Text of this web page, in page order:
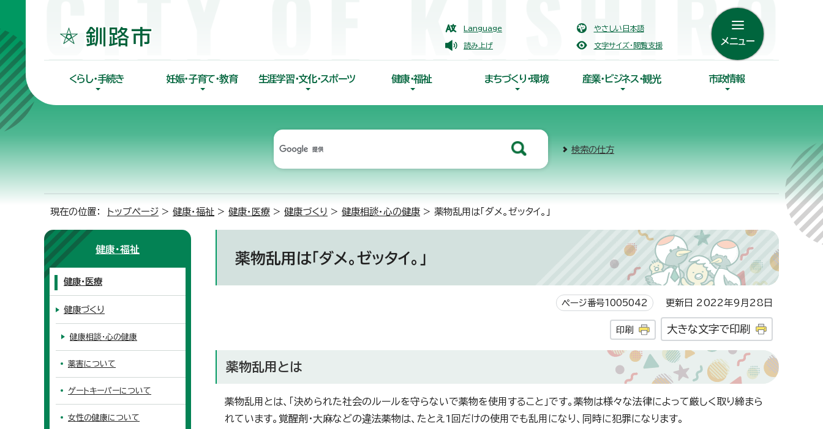
Language やさしい日本語
読み上げ 文字サイズ・閲覧支援 メニュー
くらし・手続き 妊娠・子育て・教育 生涯学習・文化・スポーツ 健康・福祉 まちづくり・環境 産業・ビジネス・観光 市政情報
検索の仕方
現在の位置： トップページ > 健康・福祉 > 健康・医療 > 健康づくり > 健康相談・心の健康 > 薬物乱用は「ダメ。ゼッタイ。」
薬物乱用は「ダメ。ゼッタイ。」
ページ番号1005042 更新日 2022年9月28日
印刷 大きな文字で印刷
薬物乱用とは
薬物乱用とは、「決められた社会のルールを守らないで薬物を使用すること」です。薬物は様々な法律によって厳しく取り締まら
れています。覚醒剤・大麻などの違法薬物は、たとえ1回だけの使用でも乱用になり、同時に犯罪になります。
健康・福祉
健康・医療
健康づくり
健康相談・心の健康
薬害について
ゲートキーパーについて
女性の健康について